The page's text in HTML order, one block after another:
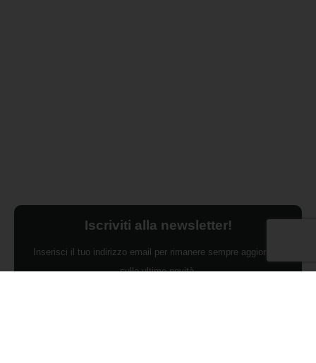
Iscriviti alla newsletter!
Inserisci il tuo indirizzo email per rimanere sempre aggiornato
sulle ultime novità.